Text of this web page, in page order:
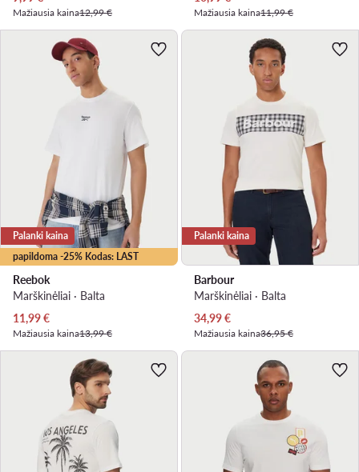
Mažiausia kaina12,99 € Mažiausia kaina11,99 €
papildoma -25% Kodas: LAST
Palanki kaina
Reebok
Marškinėliai · Balta
Dabartinė kaina
11,99€
Mažiausia kaina13,99 €
Palanki kaina
Barbour
Marškinėliai · Balta
Dabartinė kaina
34,99€
Mažiausia kaina36,95 €